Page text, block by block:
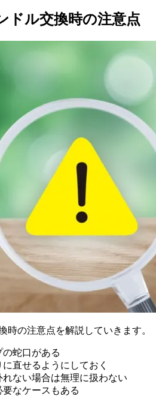
ドル交換時の注意点
時の注意点を解説していきます。
蛇口がある
直せるようにしておく
ない場合は無理に扱わない
なケースもある